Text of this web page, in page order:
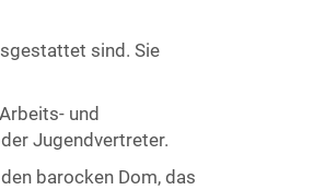
sind. Sie
und
Jugendvertreter.
barocken Dom, das